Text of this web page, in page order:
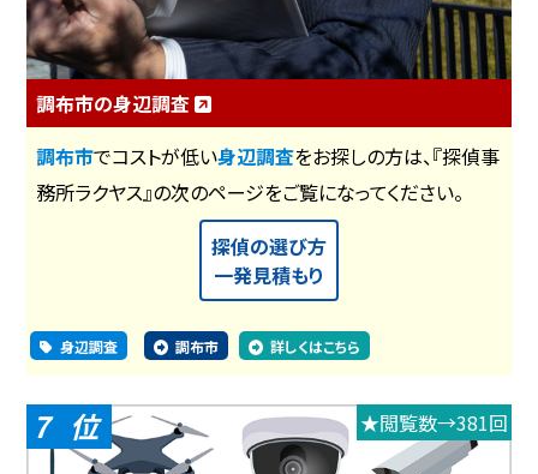
調布市の身辺調査
調布市でコストが低い身辺調査をお探しの方は、『探偵事
務所ラクヤス』の次のページをご覧になってください。
探偵の選び方
一発見積もり
身辺調査 調布市 詳しくはこちら
7 ★閲覧数→381回